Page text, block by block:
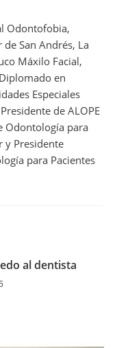
Odontofobia,
San Andrés, La
Máxilo Facial,
en
Especiales
de ALOPE
Odontología para
y Presidente
para Pacientes
al dentista